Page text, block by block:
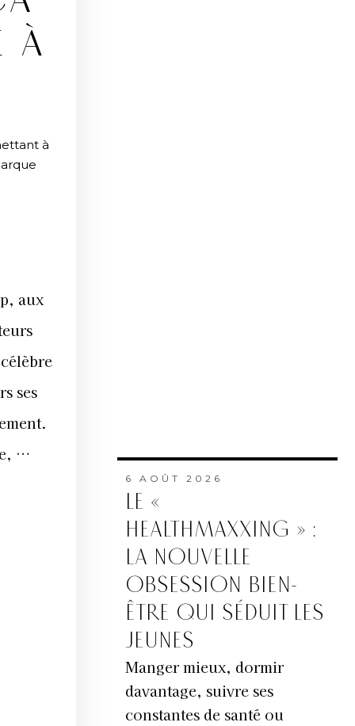
À
à
aux
ses
…
6 AOÛT 2026
LE «
HEALTHMAXXING » :
LA NOUVELLE
OBSESSION BIEN-
ÊTRE QUI SÉDUIT LES
JEUNES
Manger mieux, dormir
davantage, suivre ses
constantes de santé ou